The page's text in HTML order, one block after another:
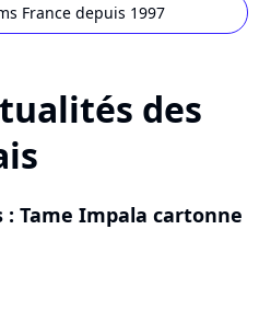
France depuis 1997
des
: Tame Impala cartonne